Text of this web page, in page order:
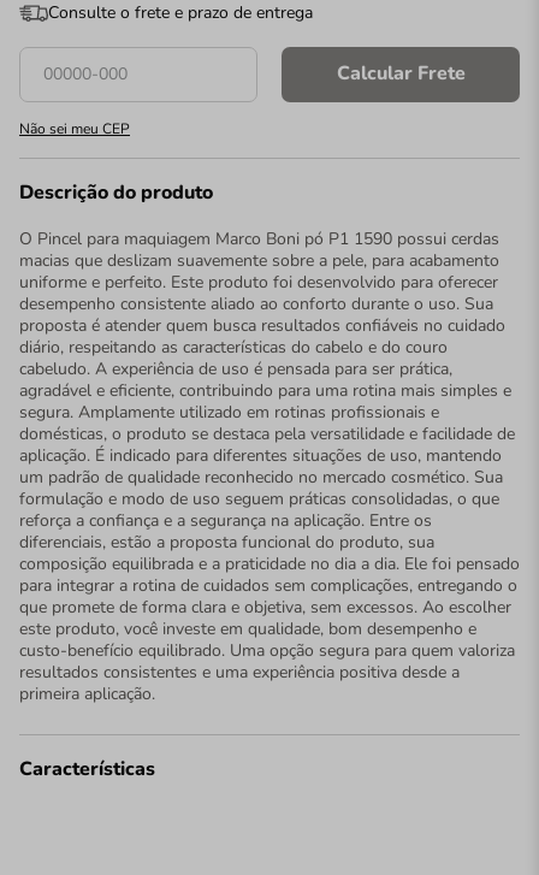
Consulte o frete e prazo de entrega
Calcular Frete
Não sei meu CEP
Descrição do produto
O Pincel para maquiagem Marco Boni pó P1 1590 possui cerdas
macias que deslizam suavemente sobre a pele, para acabamento
uniforme e perfeito. Este produto foi desenvolvido para oferecer
desempenho consistente aliado ao conforto durante o uso. Sua
proposta é atender quem busca resultados confiáveis no cuidado
diário, respeitando as características do cabelo e do couro
cabeludo. A experiência de uso é pensada para ser prática,
agradável e eficiente, contribuindo para uma rotina mais simples e
segura. Amplamente utilizado em rotinas profissionais e
domésticas, o produto se destaca pela versatilidade e facilidade de
aplicação. É indicado para diferentes situações de uso, mantendo
um padrão de qualidade reconhecido no mercado cosmético. Sua
formulação e modo de uso seguem práticas consolidadas, o que
reforça a confiança e a segurança na aplicação. Entre os
diferenciais, estão a proposta funcional do produto, sua
composição equilibrada e a praticidade no dia a dia. Ele foi pensado
para integrar a rotina de cuidados sem complicações, entregando o
que promete de forma clara e objetiva, sem excessos. Ao escolher
este produto, você investe em qualidade, bom desempenho e
custo-benefício equilibrado. Uma opção segura para quem valoriza
resultados consistentes e uma experiência positiva desde a
primeira aplicação.
Características